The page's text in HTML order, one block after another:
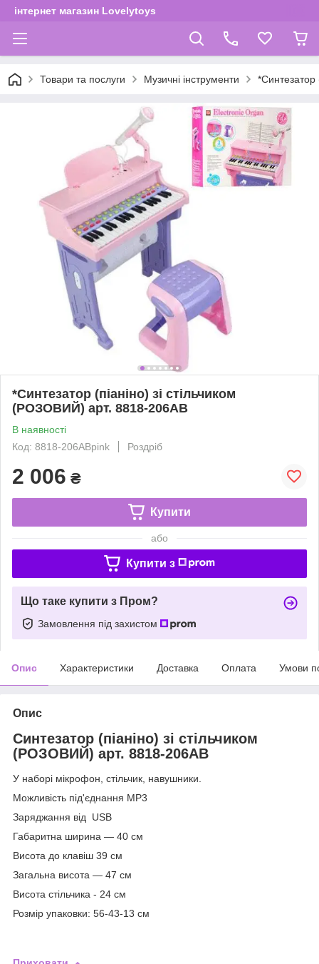
інтернет магазин Lovelytoys
Товари та послуги Музичні інструменти *Синтезатор
*Синтезатор (піаніно) зі стільчиком
(РОЗОВИЙ) арт. 8818-206AB
В наявності
Код: 8818-206ABpink
Роздріб
2 006 ₴
Купити
або
Купити з
Що таке купити з Пром?
Замовлення під захистом
Опис Характеристики Доставка Оплата Умови
Опис
Синтезатор (піаніно) зі стільчиком
(РОЗОВИЙ) арт. 8818-206AB
У наборі мікрофон, стільчик, навушники.
Можливість під'єднання MP3
Заряджання від USB
Габаритна ширина — 40 см
Висота до клавіш 39 см
Загальна висота — 47 см
Висота стільчика - 24 см
Розмір упаковки: 56-43-13 см